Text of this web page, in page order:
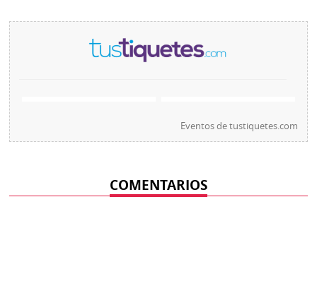
Eventos detustiquetes.com
COMENTARIOS